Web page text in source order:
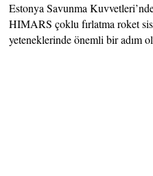
Estonya Savunma
HIMARS çoklu fırlatma roket
yeteneklerinde önemli bir adım